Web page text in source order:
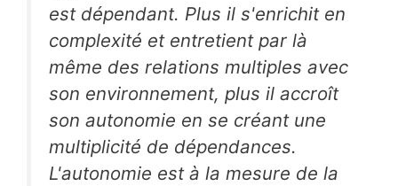
est dépendant. Plus il s'enrichit en
complexité et entretient par là
même des relations multiples avec
son environnement, plus il accroît
son autonomie en se créant une
multiplicité de dépendances.
L'autonomie est à la mesure de la